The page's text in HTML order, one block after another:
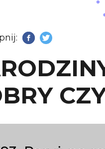
Facebook
Twitter